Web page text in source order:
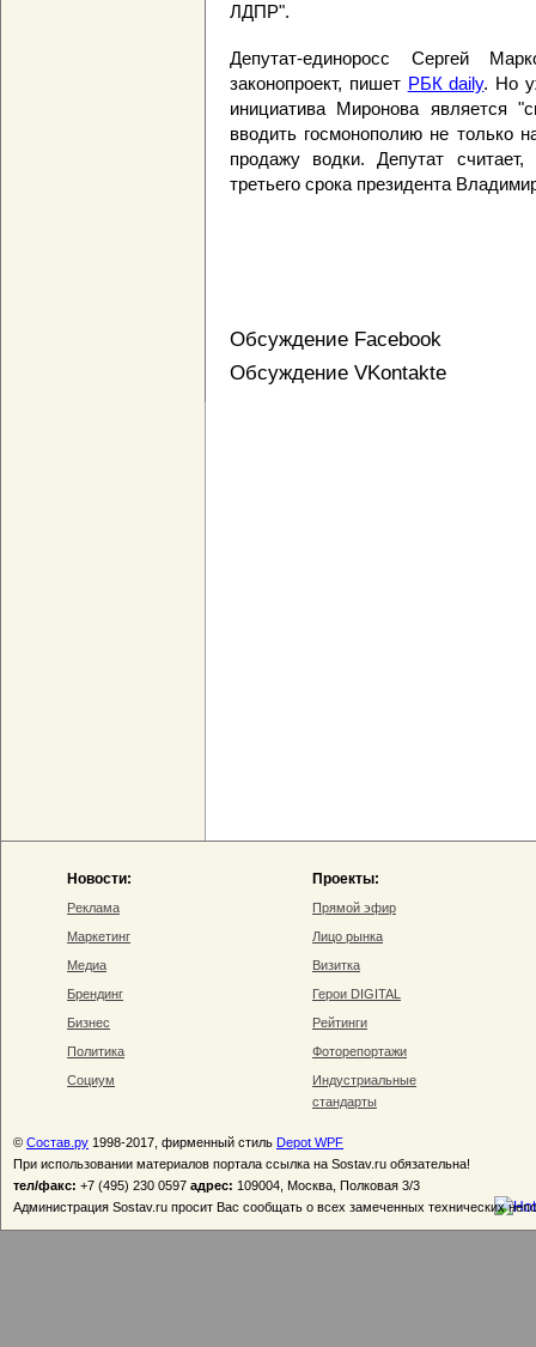
ЛДПР".
Депутат-единоросс Сергей
законопроект, пишет РБК daily. Но
инициатива Миронова является
вводить госмонополию не только
продажу водки. Депутат
третьего срока президента
Обсуждение Facebook
Обсуждение VKontakte
Новости:
Реклама
Маркетинг
Медиа
Брендинг
Бизнес
Политика
Социум
Проекты:
Прямой эфир
Лицо рынка
Визитка
Герои DIGITAL
Рейтинги
Фоторепортажи
Индустриальные
стандарты
© Состав.ру 1998-2017, фирменный стиль Depot WPF
При использовании материалов портала ссылка на Sostav.ru обязательна!
тел/факс: +7 (495) 230 0597 адрес: 109004, Москва, Полковая 3/3
Администрация Sostav.ru просит Вас сообщать о всех замеченных технических